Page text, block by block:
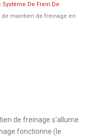
De Frein De
maintien de freinage en
de freinage s'allume
fonctionne (le